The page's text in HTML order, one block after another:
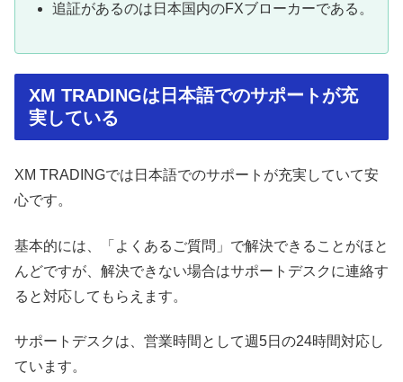
追証があるのは日本国内のFXブローカーである。
XM TRADINGは日本語でのサポートが充
実している
XM TRADINGでは日本語でのサポートが充実していて安
心です。
基本的には、「よくあるご質問」で解決できることがほと
んどですが、解決できない場合はサポートデスクに連絡す
ると対応してもらえます。
サポートデスクは、営業時間として週5日の24時間対応し
ています。